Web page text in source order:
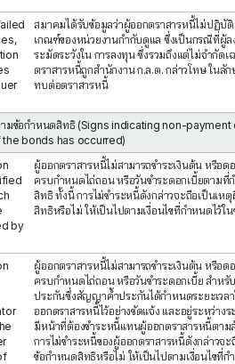
สมาคมได้รับข้อมูลว่าผู้ออกตราสารหนี้ไม่ปฏิบั
เกณฑ์ของหน่วยงานกำกับดูแล ซึ่งเป็นกรณีที่ผู้ล
ระมัดระวังใน การลงทุน ซึ่งรวมถึงแต่ไม่จำกัด
ตราสารหนี้ถูกสำนักงาน ก.ล.ต. กล่าวโทษ ในลั
ทบต่อตราสารหนี้
ามข้อกำหนดสิทธิ (Signs indicating non-
bonds has occurred)
by
ผู้ออกตราสารหนี้ไม่สามารถชำระเงินต้น หรือด
ครบกำหนดไถ่ถอน หรือวันชำระดอกเบี้ยตามที่
สิทธิ ทั้งนี้ การไม่ชำระหนี้ดังกล่าวจะถือเป็นเ
สิทธิหรือไม่ ให้เป็นไปตามเงื่อนไขที่กำหนดไว้ใ
ผู้ออกตราสารหนี้ไม่สามารถชำระเงินต้น หรือด
ครบกำหนดไถ่ถอน หรือวันชำระดอกเบี้ย สำห
ประกันซึ่งสัญญาค้ำประกันได้กำหนดระยะเวล
ออกตราสารหนี้ไว้อย่างชัดแจ้ง และอยู่ระหว่าง
มีหน้าที่ต้องชำระหนี้แทนผู้ออกตราสารหนี้ตา
การไม่ชำระหนี้ของผู้ออกตราสารหนี้ดังกล่าวจ
ข้อกำหนดสิทธิหรือไม่ ให้เป็นไปตามเงื่อนไขที่ก